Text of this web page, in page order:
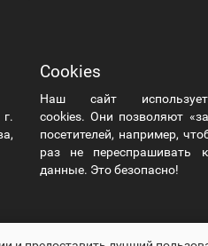
Cookies
Наш сайт
cookies. Они позволяют
посетителей, например,
раз не переспрашивать
данные. Это безопасно!